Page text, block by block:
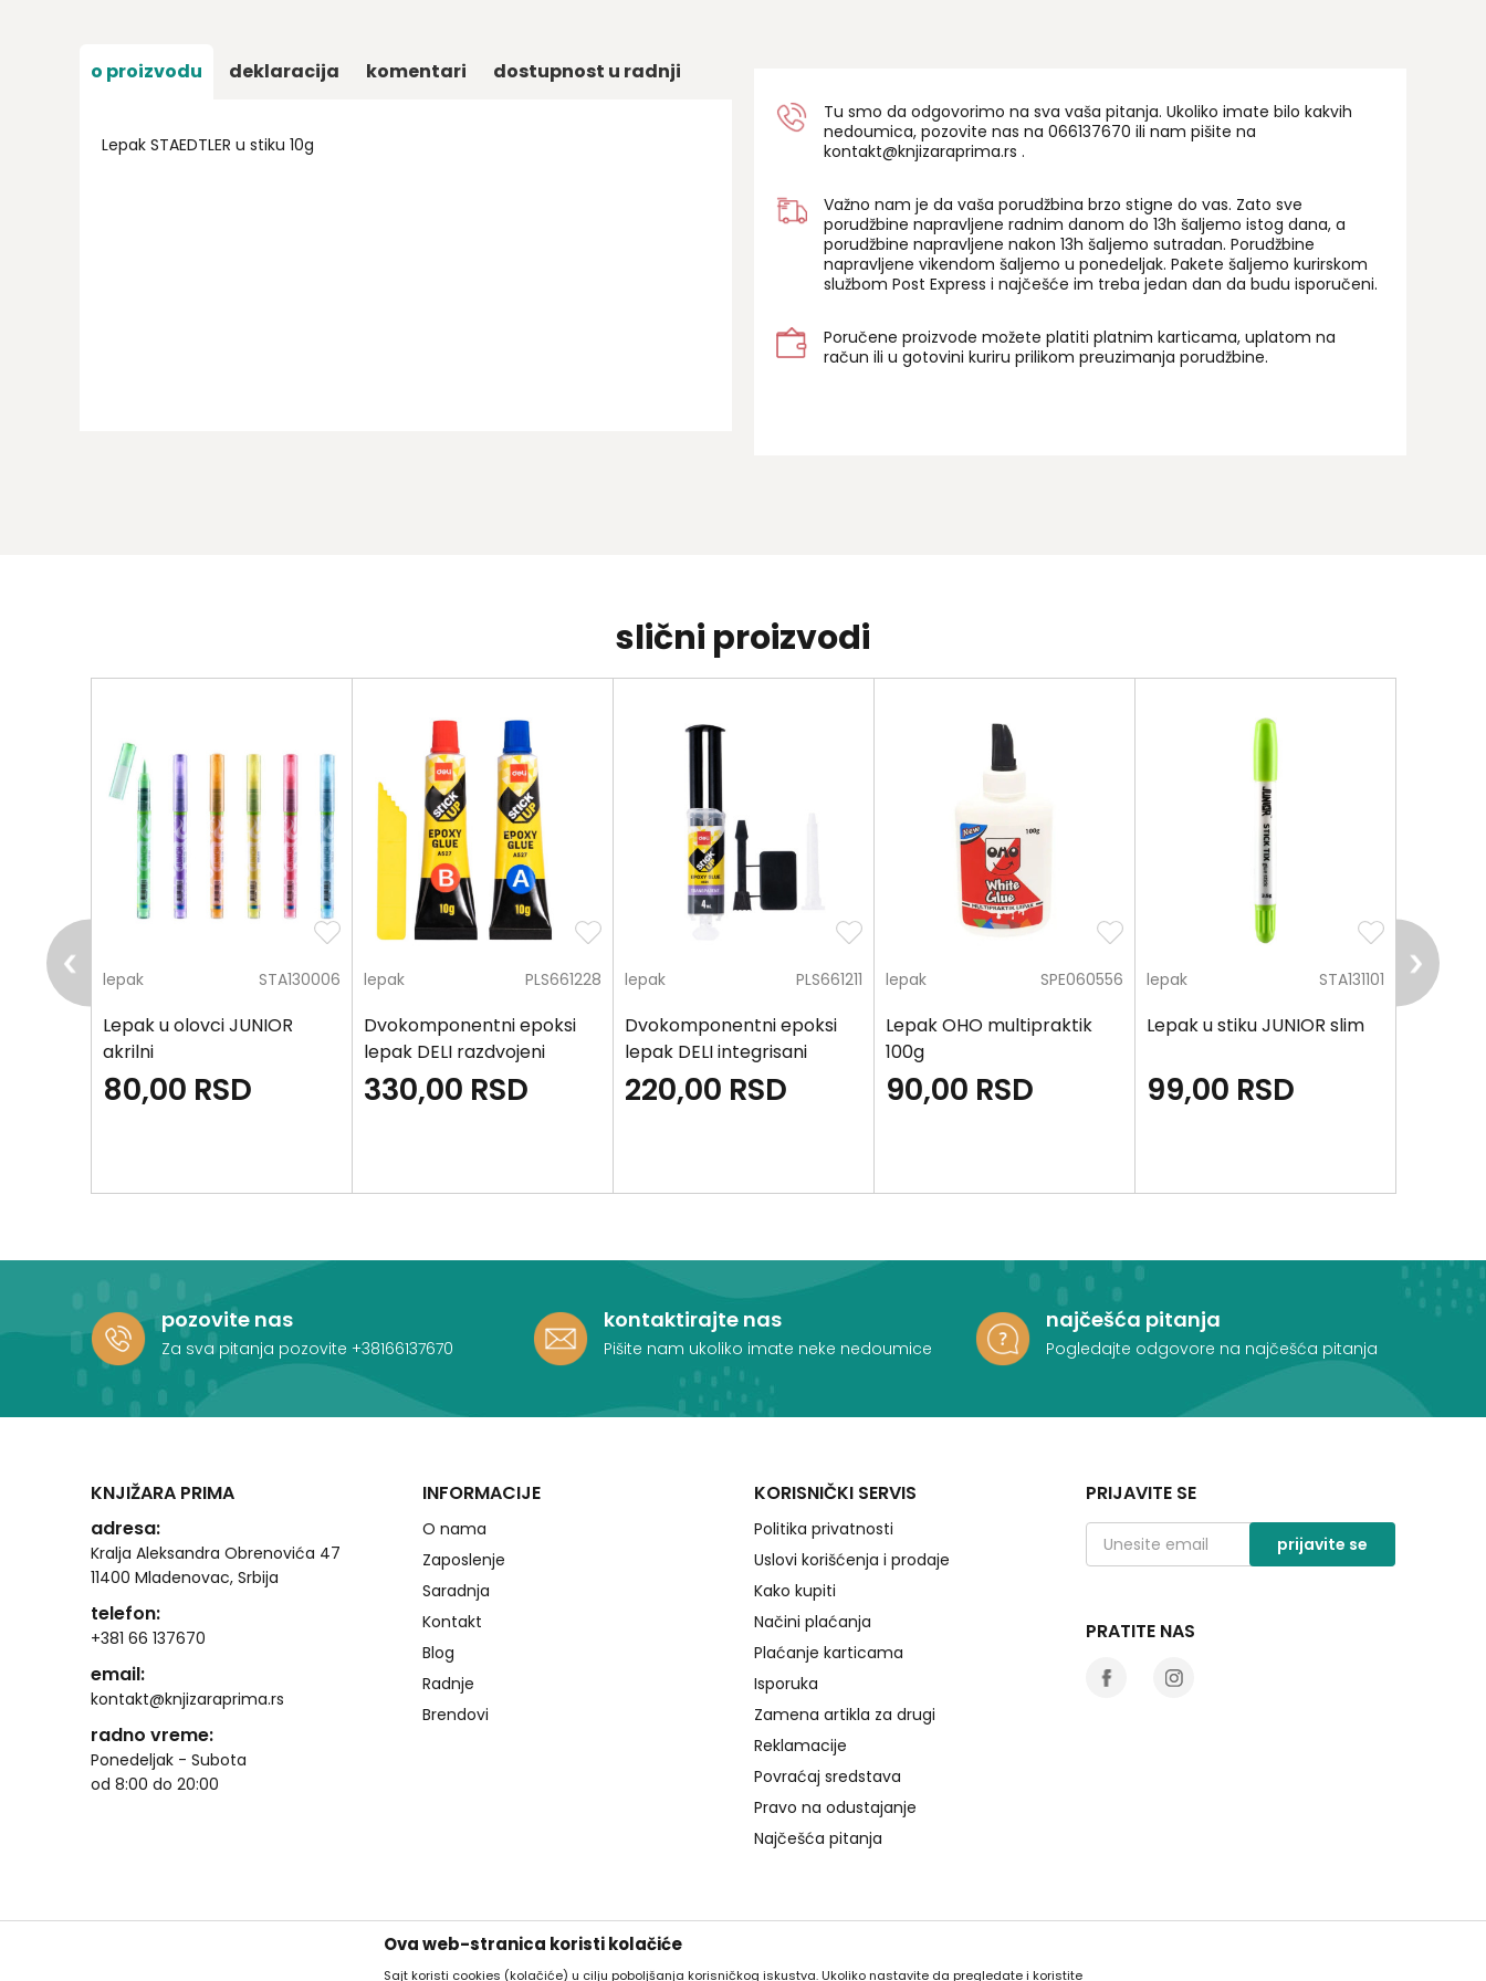
o proizvodu deklaracija komentari dostupnost u radnji
Lepak STAEDTLER u stiku 10g
Tu smo da odgovorimo na sva vaša pitanja. Ukoliko imate bilo kakvih
nedoumica, pozovite nas na 066137670 ili nam pišite na
kontakt@knjizaraprima.rs .
Važno nam je da vaša porudžbina brzo stigne do vas. Zato sve
porudžbine napravljene radnim danom do 13h šaljemo istog dana, a
porudžbine napravljene nakon 13h šaljemo sutradan. Porudžbine
napravljene vikendom šaljemo u ponedeljak. Pakete šaljemo kurirskom
službom Post Express i najčešće im treba jedan dan da budu isporučeni.
Poručene proizvode možete platiti platnim karticama, uplatom na
račun ili u gotovini kuriru prilikom preuzimanja porudžbine.
slični proizvodi
STA131105 lepak STA130006
Lepak u olovci JUNIOR
akrilni
80,00 RSD
lepak PLS661228
Dvokomponentni epoksi
lepak DELI razdvojeni
330,00 RSD
lepak PLS661211
Dvokomponentni epoksi
lepak DELI integrisani
220,00 RSD
lepak SPE060556
Lepak OHO multipraktik
100g
90,00 RSD
lepak STA131101
Lepak u stiku JUNIOR slim
99,00 RSD
lepak
pozovite nas
Za sva pitanja pozovite +38166137670
kontaktirajte nas
Pišite nam ukoliko imate neke nedoumice
najčešća pitanja
Pogledajte odgovore na najčešća pitanja
KNJIŽARA PRIMA
adresa:
Kralja Aleksandra Obrenovića 47
11400 Mladenovac, Srbija
telefon:
+381 66 137670
email:
kontakt@knjizaraprima.rs
radno vreme:
Ponedeljak - Subota
od 8:00 do 20:00
INFORMACIJE
O nama
Zaposlenje
Saradnja
Kontakt
Blog
Radnje
Brendovi
KORISNIČKI SERVIS
Politika privatnosti
Uslovi korišćenja i prodaje
Kako kupiti
Načini plaćanja
Plaćanje karticama
Isporuka
Zamena artikla za drugi
Reklamacije
Povraćaj sredstava
Pravo na odustajanje
Najčešća pitanja
PRIJAVITE SE
prijavite se
PRATITE NAS
Ova web-stranica koristi kolačiće
Sajt koristi cookies (kolačiće) u cilju poboljšanja korisničkog iskustva. Ukoliko nastavite da pregledate i koristite